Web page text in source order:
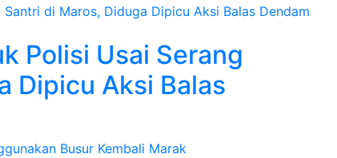
Polisi Usai Serang
Dipicu Aksi Balas